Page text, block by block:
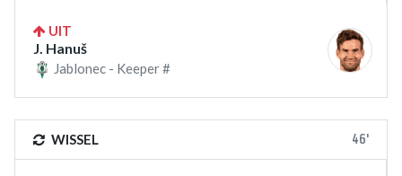
UIT
J. Hanuš
Jablonec - Keeper #
WISSEL 46'